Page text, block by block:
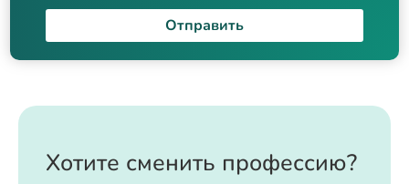
Отправить
Хотите сменить профессию?